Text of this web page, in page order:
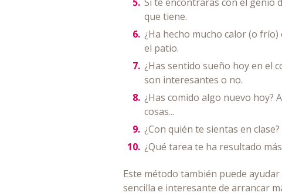
que tiene.
¿Ha hecho mucho calor (o
el patio.
¿Has sentido sueño hoy en el
son interesantes o no.
¿Has comido algo nuevo hoy?
cosas...
¿Con quién te sientas en
¿Qué tarea te ha resultado
Este método también puede
sencilla e interesante de arrancar